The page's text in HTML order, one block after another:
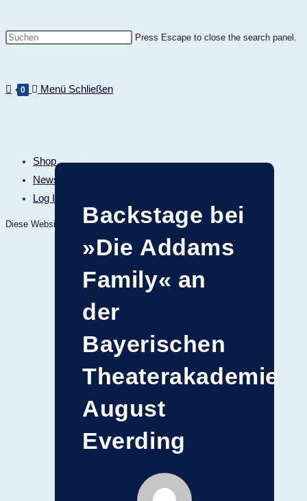
Press Escape to close the search panel.
0 Menü Schließen
Shop
Newsletter
Log In
Diese Website durchsuchenBackstage bei
»Die Addams
Family« an
der
Bayerischen
Theaterakademie
August
Everding